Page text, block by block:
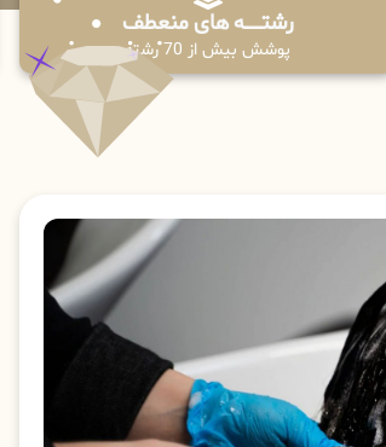
رشتـــــــه های منعطف
پوشش بیش از 70 رشته